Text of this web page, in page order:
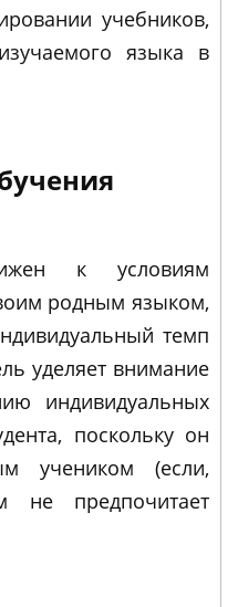
учебников,
языка в
к условиям
родным языком,
темп
уделяет внимание
индивидуальных
поскольку он
учеником (если,
не предпочитает